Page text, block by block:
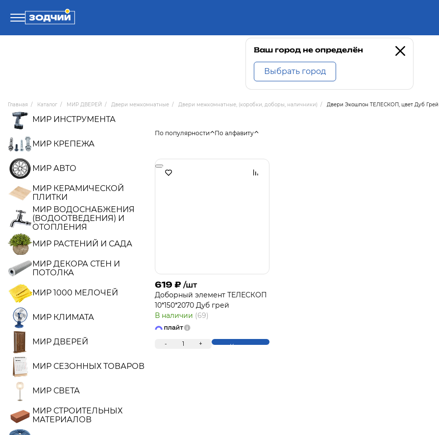
8 (4242) 30-00-27
8 (4242) 30-00-72
Ваш город не определён
Выбрать город
Главная / Каталог / МИР ДВЕРЕЙ / Двери межкомнатные / Двери межкомнатные, (коробки, доборы, наличники) / Двери Экошпон ТЕЛЕСКОП, цвет Дуб Грей
МИР ИНСТРУМЕНТА
МИР КРЕПЕЖА
МИР АВТО
МИР КЕРАМИЧЕСКОЙ
ПЛИТКИ
МИР ВОДОСНАБЖЕНИЯ
(ВОДООТВЕДЕНИЯ) И
ОТОПЛЕНИЯ
МИР РАСТЕНИЙ И САДА
МИР ДЕКОРА СТЕН И
ПОТОЛКА
МИР 1000 МЕЛОЧЕЙ
МИР КЛИМАТА
МИР ДВЕРЕЙ
МИР СЕЗОННЫХ ТОВАРОВ
МИР СВЕТА
МИР СТРОИТЕЛЬНЫХ
МАТЕРИАЛОВ
По популярности По алфавиту
619 ₽ /шт
Доборный элемент ТЕЛЕСКОП
10*150*2070 Дуб грей
В наличии (69)
- 1 + Купить